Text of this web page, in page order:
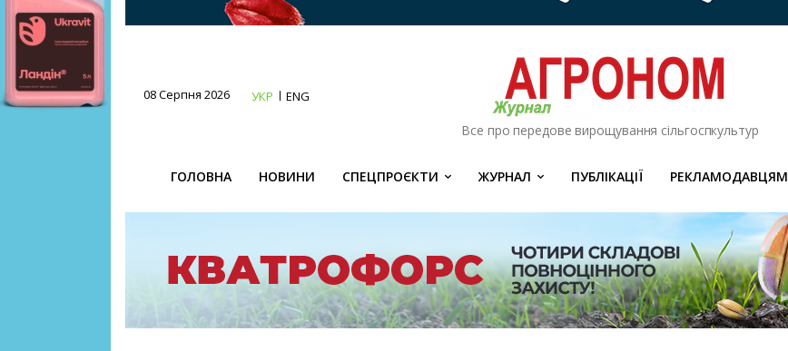
08 Серпня 2026 УКР ENG
Все про передове вирощування сільгоспкультур
ГОЛОВНА НОВИНИ СПЕЦПРОЄКТИ ЖУРНАЛ ПУБЛІКАЦІЇ РЕКЛАМОДАВЦЯМ